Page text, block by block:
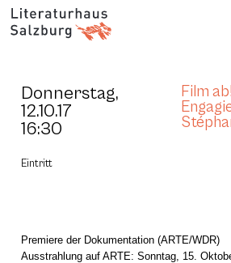
Donnerstag,
12.10.17
16:30
Film
Eintritt
Premiere der Dokumentation (ARTE/WDR)
Ausstrahlung auf ARTE: Sonntag, 15.